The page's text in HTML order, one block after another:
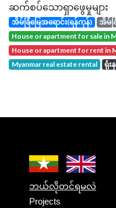
ဆက်စပ်သောရှာဖွေမှုများ
အိမ်ခြံမြေအရောင်း(ရန်ကုန်)
အိ
house or apartment for sale in
house or apartment for rent in
Myanmar real estate rental
ဘယ်လိုတင်ရမလဲ
Projects